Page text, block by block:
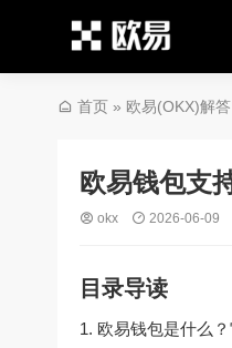
首页 » 欧易(OKX)解答
欧易钱包支
okx 2026-06-09
目录导读
欧易钱包是什么